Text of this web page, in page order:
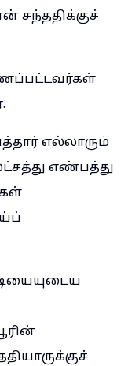
சந்ததிக்குச்
எல்லாரும்
எண்பத்து